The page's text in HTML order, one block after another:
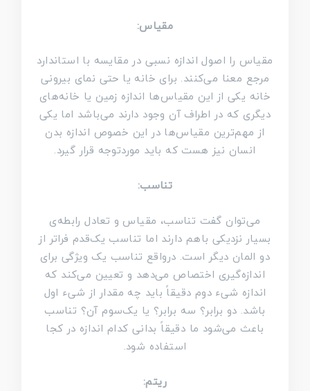
مقیاس:
مقیاس را اصول اندازه نسبی در مقایسه با استاندارد
مرجع معنا می‌کنند. برای خانه یا حتی نمای بیرونی
خانه یکی از این مقیاس‌ها اندازه زمین یا خانه‌های
دیگری که در اطراف آن وجود دارند می‌باشد اما یکی
از مهم‌ترین مقیاس‌ها در این خصوص اندازه بدن
انسان نیز هست که باید موردتوجه قرار گیرد.
تناسب:
می‌توان گفت تناسب، مقیاس و تعادل رابطه‌ی
بسیار نزدیکی باهم دارند اما تناسب یک‌قدم فراتر از
دو المان دیگر است. درواقع تناسب یک ویژگی برای
اندازه‌گیری اختصاص می‌دهد و تعیین می‌کند که
اندازه شی‌ء دوم دقیقاً باید چه مقدار از شی‌ء اول
باشد. دو برابر؟ سه برابر؟ یا یک‌سوم آن؟ تناسب
باعث می‌شود ما دقیقاً بدانی کدام اندازه در کجا
استفاده شود.
ریتم: